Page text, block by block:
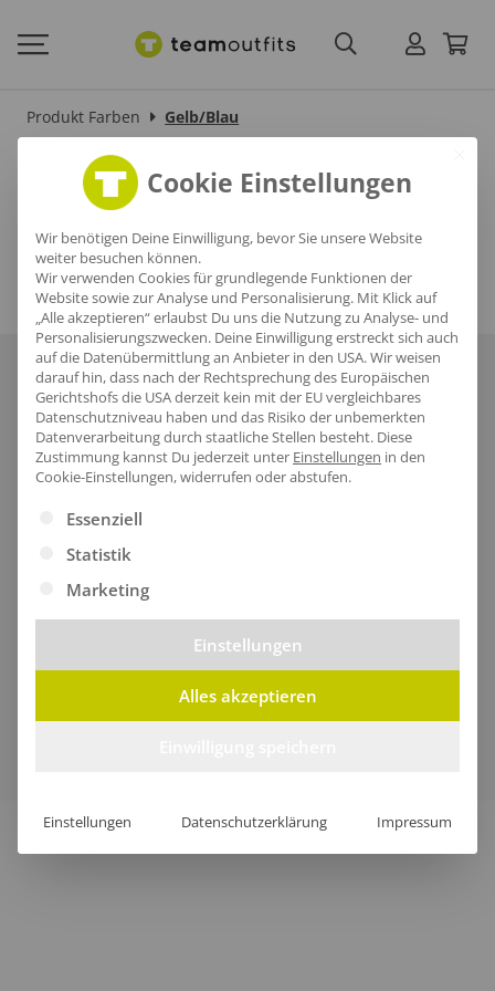
Produkt Farben Gelb/Blau
Gelb/Blau
Über unsHäufige FragenReferenzenKarriereBlog
DatenschutzAGBImpressum
Verkauf nur an Unternehmer, Gewerbetreibende,
Freiberufler und öffentliche Institutionen, nicht jedoch an
Cookie Einstellungen
Wir benötigen Deine Einwilligung, bevor Sie unsere Website
weiter besuchen können.
Wir verwenden Cookies für grundlegende Funktionen der
Website sowie zur Analyse und Personalisierung. Mit Klick auf
„Alle akzeptieren“ erlaubst Du uns die Nutzung zu Analyse- und
Personalisierungszwecken. Deine Einwilligung erstreckt sich auch
auf die Datenübermittlung an Anbieter in den USA. Wir weisen
darauf hin, dass nach der Rechtsprechung des Europäischen
Gerichtshofs die USA derzeit kein mit der EU vergleichbares
Datenschutzniveau haben und das Risiko der unbemerkten
Datenverarbeitung durch staatliche Stellen besteht. Diese
Zustimmung kannst Du jederzeit unter Einstellungen in den
Cookie-Einstellungen, widerrufen oder abstufen.
Es folgt eine Liste der Service-Gruppen, für die eine
Essenziell
Statistik
Marketing
Einstellungen
Alles akzeptieren
Einstellungen Datenschutzerklärung Impressum